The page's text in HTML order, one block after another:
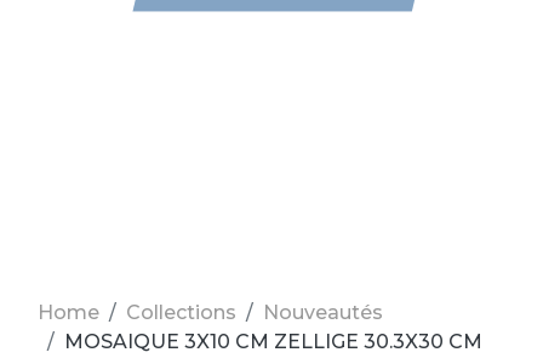
Home Collections
Nouveautés
MOSAIQUE 3X10 CM ZELLIGE 30.3X30 CM